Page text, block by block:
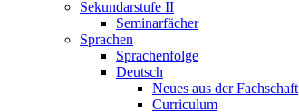
Sekundarstufe II
Seminarfächer
Sprachen
Sprachenfolge
Deutsch
Neues aus der Fachschaft
Curriculum